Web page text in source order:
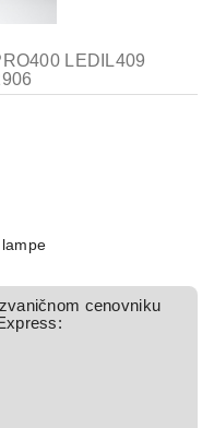
LEDIL409
cenovniku